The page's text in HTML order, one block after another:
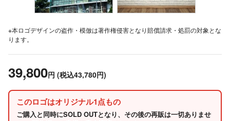
※本ロゴデザインの盗作・模倣は著作権侵害となり賠償請求・処罰の対象とな
ります。
39,800円 (税込43,780円)
このロゴはオリジナル1点もの
ご購入と同時にSOLD OUTとなり、その後の再販は一切ありませ